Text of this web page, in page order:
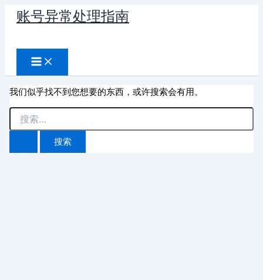
账号异常处理指南
索
我们似乎找不到您想要的东西，或许搜索会有用。
搜
索：